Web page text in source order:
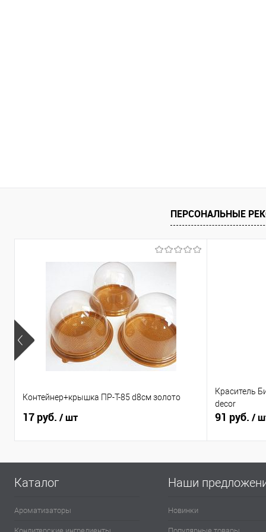
ПЕРСОНАЛЬНЫЕ
Контейнер+крышка ПР-Т-85 d8см золото
17 руб. / шт
Краситель
decor
91 руб. /
Каталог
Ароматизаторы
Наши
Новинки